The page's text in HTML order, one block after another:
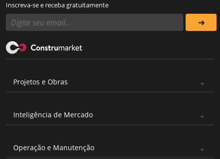
Inscreva-se e receba gratuitamente
Projetos e Obras
Inteligência de Mercado
Operação e Manutenção